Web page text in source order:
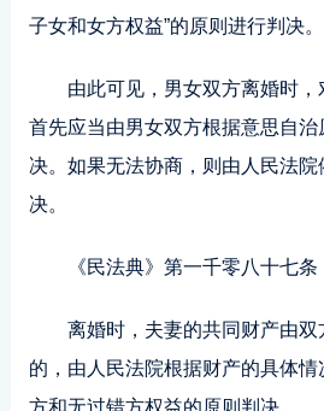
子女和女方权益”的原则进行判决。
由此可见，男女双方离婚时，
首先应当由男女双方根据意思自
决。如果无法协商，则由人民法院
决。
《民法典》第一千零八十七条
离婚时，夫妻的共同财产由
的，由人民法院根据财产的具体
方和无过错方权益的原则判决。